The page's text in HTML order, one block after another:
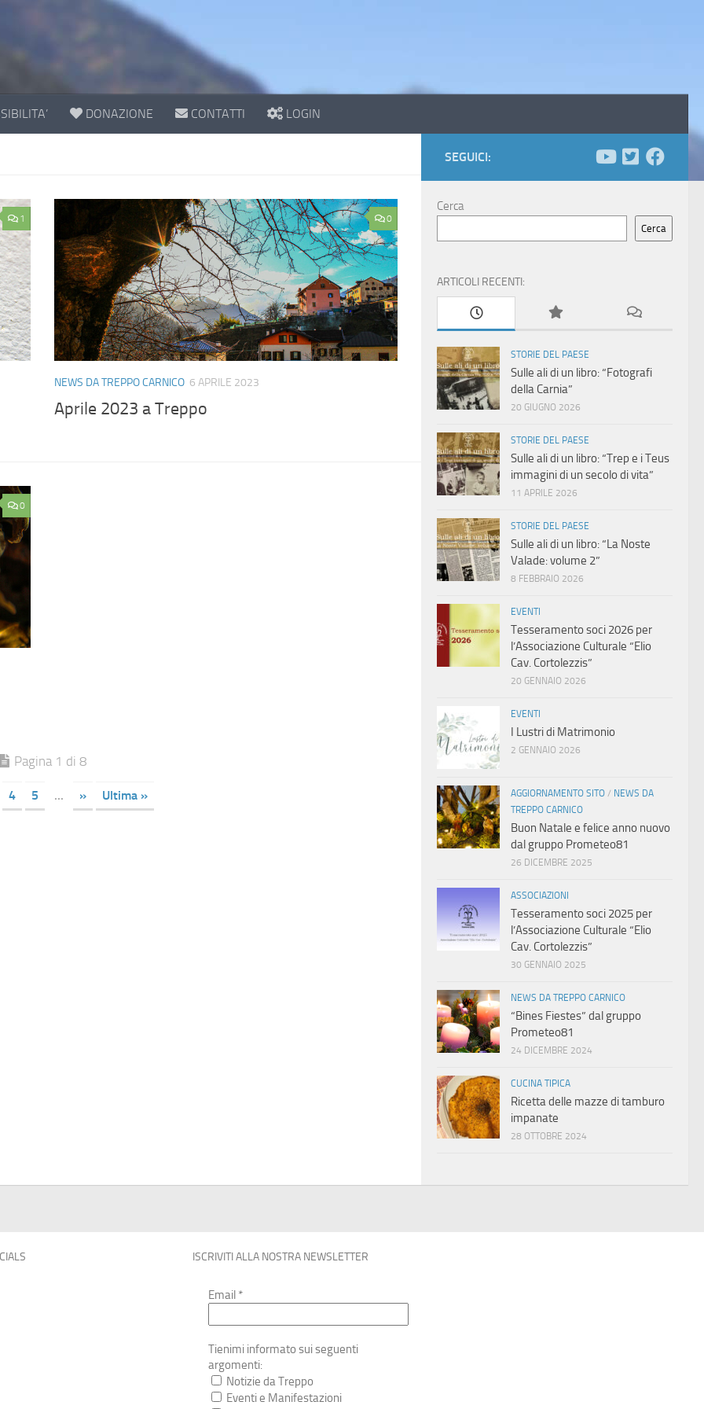
DONAZIONE CONTATTI LOGIN
1 0
NEWS DA TREPPO CARNICO 6 APRILE 2023
Aprile 2023 a Treppo
0
Pagina 1 di 8
4 5 ... » Ultima »
SEGUICI:
Cerca
Cerca
ARTICOLI RECENTI:
STORIE DEL PAESE
Sulle ali di un libro: “Fotografi
della Carnia”
20 GIUGNO 2026
STORIE DEL PAESE
Sulle ali di un libro: “Trep e i Teus
immagini di un secolo di vita”
11 APRILE 2026
STORIE DEL PAESE
Sulle ali di un libro: “La Noste
Valade: volume 2”
8 FEBBRAIO 2026
EVENTI
Tesseramento soci 2026 per
l’Associazione Culturale “Elio
Cav. Cortolezzis”
20 GENNAIO 2026
EVENTI
I Lustri di Matrimonio
2 GENNAIO 2026
AGGIORNAMENTO SITO / NEWS DA
TREPPO CARNICO
Buon Natale e felice anno nuovo
dal gruppo Prometeo81
26 DICEMBRE 2025
ASSOCIAZIONI
Tesseramento soci 2025 per
l’Associazione Culturale “Elio
Cav. Cortolezzis”
30 GENNAIO 2025
NEWS DA TREPPO CARNICO
“Bines Fiestes” dal gruppo
Prometeo81
24 DICEMBRE 2024
CUCINA TIPICA
Ricetta delle mazze di tamburo
impanate
28 OTTOBRE 2024
ISCRIVITI ALLA NOSTRA NEWSLETTER
Email *
Tienimi informato sui seguenti
argomenti:
Notizie da Treppo
Eventi e Manifestazioni